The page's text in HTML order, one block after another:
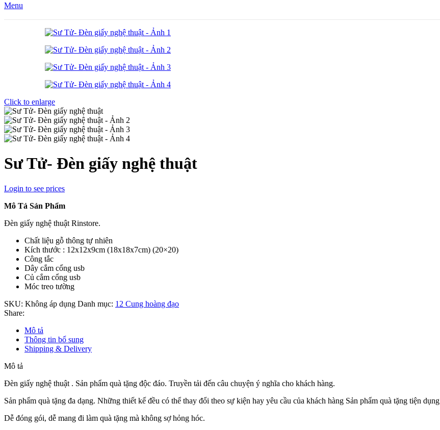
Menu
Click to enlarge
Sư Tử- Đèn giấy nghệ thuật
Login to see prices
Mô Tả Sản Phẩm
Đèn giấy nghệ thuật Rinstore.
Chất liệu gỗ thông tự nhiên
Kích thước : 12x12x9cm (18x18x7cm) (20×20)
Công tắc
Dây cắm cổng usb
Củ cắm cổng usb
Móc treo tường
SKU: Không áp dụng Danh mục: 12 Cung hoàng đạo
Share:
Mô tả
Thông tin bổ sung
Shipping & Delivery
Mô tả
Đèn giấy nghệ thuật . Sản phẩm quà tặng độc đáo. Truyền tải đến câu chuyện ý nghĩa cho khách hàng.
Sản phẩm quà tặng đa dạng. Những thiết kế đều có thể thay đổi theo sự kiện hay yêu cầu của khách hàng Sản phẩm quà tặng tiện dụng
Dễ đóng gói, dễ mang đi làm quà tặng mà không sợ hỏng hóc.